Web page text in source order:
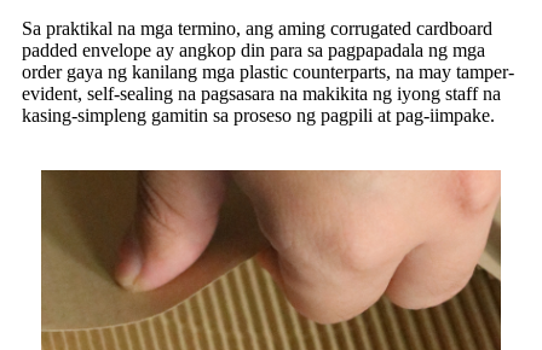
Sa praktikal na mga termino, ang aming corrugated cardboard
padded envelope ay angkop din para sa pagpapadala ng mga
order gaya ng kanilang mga plastic counterparts, na may tamper-
evident, self-sealing na pagsasara na makikita ng iyong staff na
kasing-simpleng gamitin sa proseso ng pagpili at pag-iimpake.